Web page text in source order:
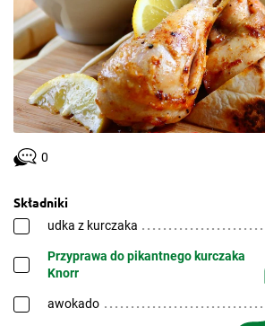
0
Składniki
udka z kurczaka
Przyprawa do pikantnego kurczaka
Knorr
awokado